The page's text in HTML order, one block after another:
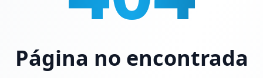
Página no encontrada